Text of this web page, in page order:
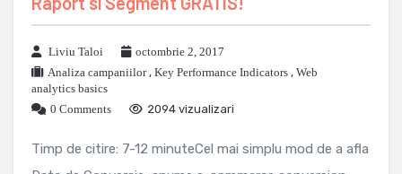
Liviu Taloi
octombrie 2, 2017
Analiza campaniilor, Key Performance Indicators , Web
analytics basics
0 Comments
2094 vizualizari
Timp de citire: 7-12 minuteCel mai simplu mod de a afla